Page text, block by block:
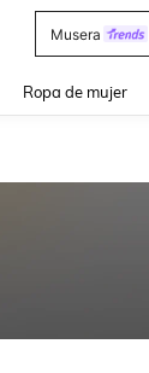
Musera
Ropa de mujer